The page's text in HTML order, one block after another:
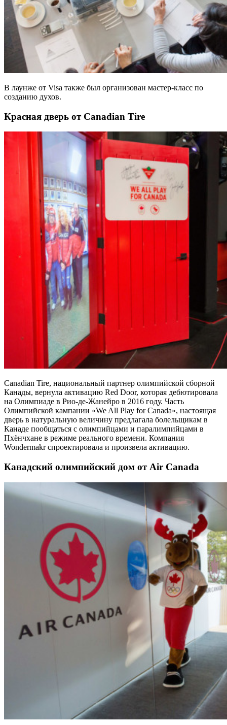
В лаунже от Visa также был организован мастер-класс по
созданию духов.
Красная дверь от Canadian Tire
Canadian Tire, национальный партнер олимпийской сборной
Канады, вернула активацию Red Door, которая дебютировала
на Олимпиаде в Рио-де-Жанейро в 2016 году. Часть
Олимпийской кампании «We All Play for Canada», настоящая
дверь в натуральную величину предлагала болельщикам в
Канаде пообщаться с олимпийцами и паралимпийцами в
Пхёнчхане в режиме реального времени. Компания
Wondermakr спроектировала и произвела активацию.
Канадский олимпийский дом от Air Canada